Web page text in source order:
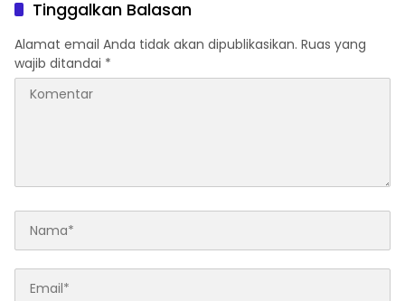
Tinggalkan Balasan
Alamat email Anda tidak akan dipublikasikan. Ruas yang
wajib ditandai *